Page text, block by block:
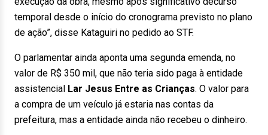
temporal desde o início do cronograma previsto no plano
de ação”, disse Kataguiri no pedido ao STF.
O parlamentar ainda aponta uma segunda emenda, no
valor de R$ 350 mil, que não teria sido paga à entidade
assistencial Lar Jesus Entre as Crianças. O valor para
a compra de um veículo já estaria nas contas da
prefeitura, mas a entidade ainda não recebeu o dinheiro.